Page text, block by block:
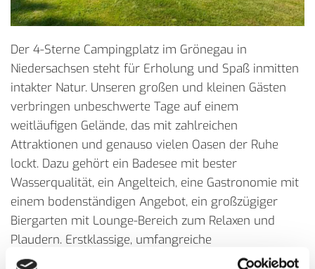
Der 4-Sterne Campingplatz im Grönegau in
Niedersachsen steht für Erholung und Spaß inmitten
intakter Natur. Unseren großen und kleinen Gästen
verbringen unbeschwerte Tage auf einem
weitläufigen Gelände, das mit zahlreichen
Attraktionen und genauso vielen Oasen der Ruhe
lockt. Dazu gehört ein Badesee mit bester
Wasserqualität, ein Angelteich, eine Gastronomie mit
einem bodenständigen Angebot, ein großzügiger
Biergarten mit Lounge-Bereich zum Relaxen und
Plaudern. Erstklassige, umfangreiche
Sanitäreinrichtungen sind für uns eine